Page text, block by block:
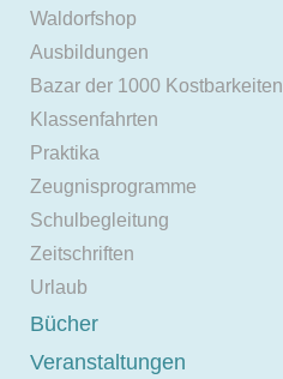
Waldorfshop
Ausbildungen
Bazar der 1000 Kostbarkeiten
Klassenfahrten
Praktika
Zeugnisprogramme
Schulbegleitung
Zeitschriften
Urlaub
Bücher
Veranstaltungen